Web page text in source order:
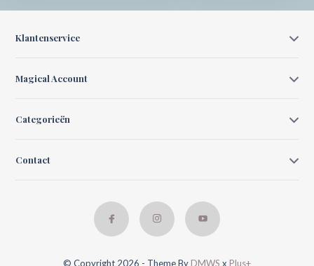
Klantenservice
Magical Account
Categorieën
Contact
© Copyright 2026 - Theme By DMWS x Plus+